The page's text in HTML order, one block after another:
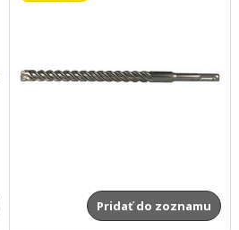
Pridať do zoznamu